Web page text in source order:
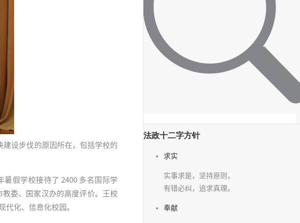
建设步伐的原因所在，包括学校的
假学校接待了 2400 多名国际学
委、国家汉办的高度评价。王校
代化、信息化校园。
法政十二字方针
求实
实事求是，坚持原则，
有错必纠，追求真理。
奉献